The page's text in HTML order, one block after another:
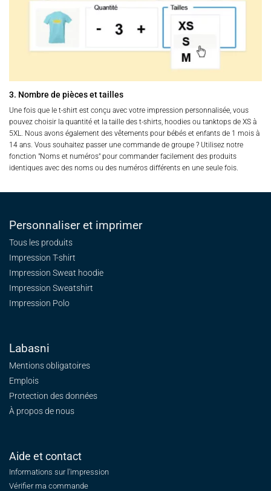
3. Nombre de pièces et tailles
Une fois que le t-shirt est conçu avec votre impression personnalisée, vous
pouvez choisir la quantité et la taille des t-shirts, hoodies ou tanktops de XS à
5XL. Nous avons également des vêtements pour bébés et enfants de 1 mois à
14 ans. Vous souhaitez passer une commande de groupe ? Utilisez notre
fonction "Noms et numéros" pour commander facilement des produits
identiques avec des noms ou des numéros différents en une seule fois.
Personnaliser et imprimer
Tous les produits
Impression T-shirt
Impression Sweat hoodie
Impression Sweatshirt
Impression Polo
Labasni
Mentions obligatoires
Emplois
Protection des données
À propos de nous
Aide et contact
Informations sur l'impression
Vérifier ma commande